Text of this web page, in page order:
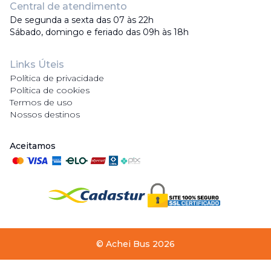
Central de atendimento
De segunda a sexta das 07 às 22h
Sábado, domingo e feriado das 09h às 18h
Links Úteis
Política de privacidade
Política de cookies
Termos de uso
Nossos destinos
Aceitamos
© Achei Bus 2026